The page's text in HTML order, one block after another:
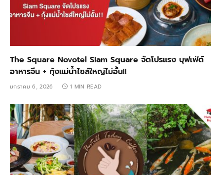
The Square Novotel Siam Square จัดโปรแรง บุฟเฟ่ต์
อาหารจีน + กุ้งแม่น้ำไซส์ใหญ่ไม่อั้น!!
มกราคม 6, 2026 1 MIN READ